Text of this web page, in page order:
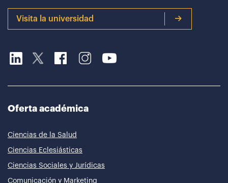
Visita la universidad
Oferta académica
Ciencias de la Salud
Ciencias Eclesiásticas
Ciencias Sociales y Jurídicas
Comunicación y Marketing